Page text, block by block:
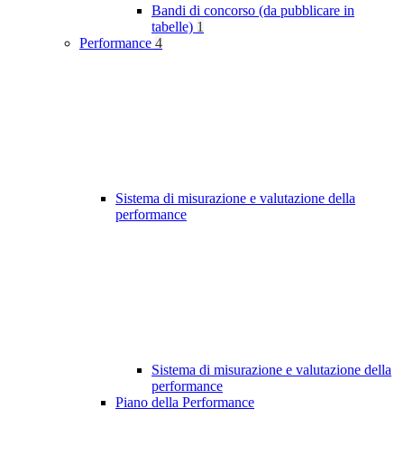
Bandi di concorso (da pubblicare in
tabelle) 1
Performance 4
Sistema di misurazione e valutazione della
performance
Sistema di misurazione e valutazione della
performance
Piano della Performance